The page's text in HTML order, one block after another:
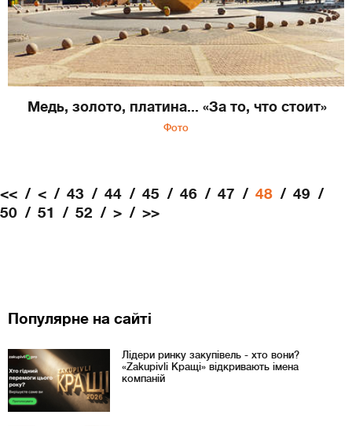
Медь, золото, платина... «За то, что стоит»
Фото
<< < 43 44 45 46 47 48
49
50
51 52 > >>
Популярне на сайті
Лідери ринку закупівель - хто вони?
«Zakupivli Кращі» відкривають імена
компаній